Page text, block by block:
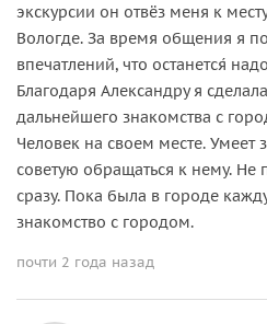
экскурсии он отвёз меня к
Вологде. За время общения я
впечатлений, что останется́
Благодаря Александру я
дальнейшего знакомства с
Человек на своем месте. Умеет
советую обращаться к нему.
сразу. Пока была в городе
знакомство с городом.
почти 2 года назад